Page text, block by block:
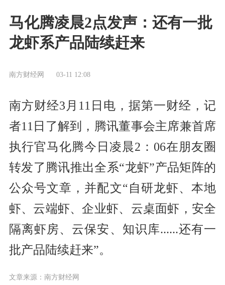
马化腾凌晨2点发声：还有一批
龙虾系产品陆续赶来
南方财经网 03-11 12:08
南方财经3月11日电，据第一财经，记
者11日了解到，腾讯董事会主席兼首席
执行官马化腾今日凌晨2：06在朋友圈
转发了腾讯推出全系“龙虾”产品矩阵的
公众号文章，并配文“自研龙虾、本地
虾、云端虾、企业虾、云桌面虾，安全
隔离虾房、云保安、知识库......还有一
批产品陆续赶来”。
文章来源：南方财经网